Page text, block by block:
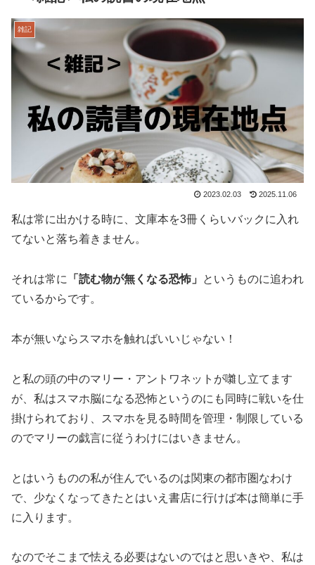
雑記
2023.02.03 2025.11.06
私は常に出かける時に、文庫本を3冊くらいバックに入れ
てないと落ち着きません。
それは常に 「読む物が無くなる恐怖」
というものに追われ
ているからです。
本が無いならスマホを触ればいいじゃない！
と私の頭の中のマリー・アントワネットが囃し立てます
が、私はスマホ脳になる恐怖というのにも同時に戦いを仕
掛けられており、スマホを見る時間を管理・制限している
のでマリーの戯言に従うわけにはいきません。
とはいうものの私が住んでいるのは関東の都市圏なわけ
で、少なくなってきたとはいえ書店に行けば本は簡単に手
に入ります。
なのでそこまで怯える必要はないのではと思いきや、私は